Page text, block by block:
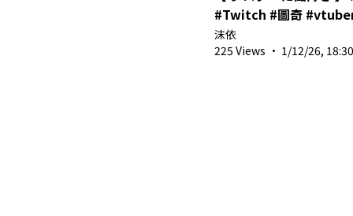
#Twitch #圖奇 #vtuber #shorts #馬來西
亞vtuber #シスターに
ズれ
沫依
225 Views · 1/12/26, 18:30